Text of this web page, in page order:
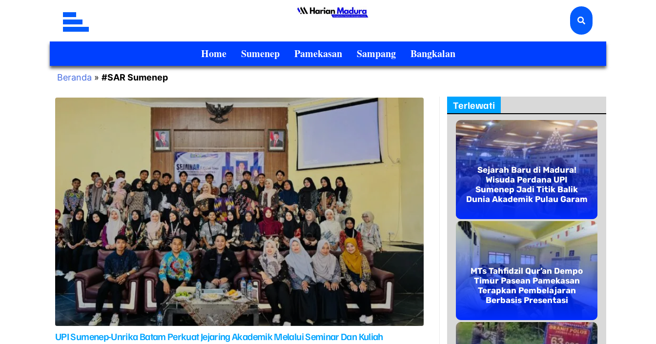
Home Sumenep Pamekasan Sampang Bangkalan
Beranda » #SAR Sumenep
UPI Sumenep-Unrika Batam Perkuat Jejaring Akademik Melalui Seminar Dan Kuliah
Terlewati
Sejarah Baru di Madura!
Wisuda Perdana UPI
Sumenep Jadi Titik Balik
Dunia Akademik Pulau Garam
MTs Tahfidzil Qur’an Dempo
Timur Pasean Pamekasan
Terapkan Pembelajaran
Berbasis Presentasi